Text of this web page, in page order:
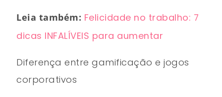
Leia também: Felicidade no trabalho: 7
dicas INFALÍVEIS para aumentar
Diferença entre gamificação e jogos
corporativos